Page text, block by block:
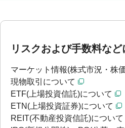
リスクおよび手数料など
マーケット情報(株式市況・株
現物取引について
ETF(上場投資信託)について
ETN(上場投資証券)について
REIT(不動産投資信託)について